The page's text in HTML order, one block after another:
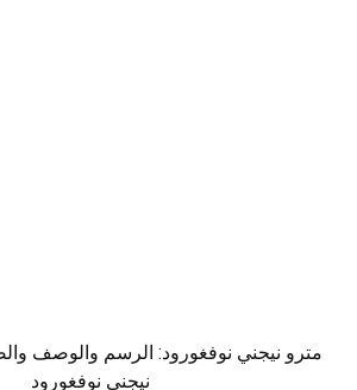
مترو نيجني نوفغورود: الرسم والوصف
نيجني نوفغورود